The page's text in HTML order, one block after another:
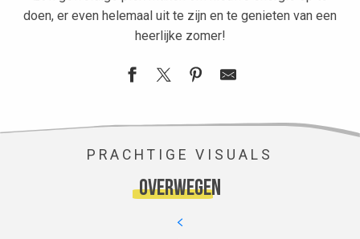
doen, er even helemaal uit te zijn en te genieten van een
heerlijke zomer!
PRACHTIGE VISUALS
overwegen